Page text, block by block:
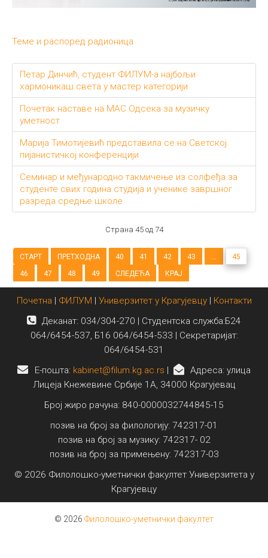
Теме и распоред радионица
Петар Динчић, студент ФИЛУМ-а најбољи
хармоникаш света у мастер категорији
Почетак наставе на МАС Одсека за музичку
уметност
Марија Тимотијевић представила се на Светској
пијанистичкој конференцији
Семинар и међународно такмичење из солфеђа за
студенте свих година студија и ученике завршног
разреда средње школе
Страна 45 од 74
СТАРТ ПРЕТХОДНА 40 41 42 43 ...
45
46
47 48 49 СЛЕДЕЋА КРАЈ
Почетна | ФИЛУМ | Универзитет у Крагујевцу| Контакти
Деканат: 034/304-270 | Студентска служба:Б24
064/6454-537, Б16 064/6454-533 | Секретаријат:
064/6454-531
E-пошта: kabinet@filum.kg.ac.rs |
Адреса: улица
Лицеја Кнежевине Србије 1А, 34000 Крагујевац
Број жиро рачуна: 840-0000032744845-15
позив на број за филологију: 742317-01
позив на број за музику: 742317- 02
позив на број за примењену: 742317-03
© 2026 Филолошко-уметнички факултет Универзитета у
Крагујевцу
© 2026 Филолошко-уметнички факултет